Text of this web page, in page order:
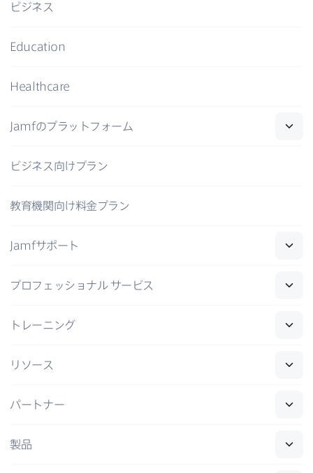
ビジネス
Education
Healthcare
Jamfの​プラットフォーム
ビジネス向けプラン
教育機関向け料金プラン
Jamfサポート
プロフェッショナル サービス
トレーニング
リソース
パートナー
製品